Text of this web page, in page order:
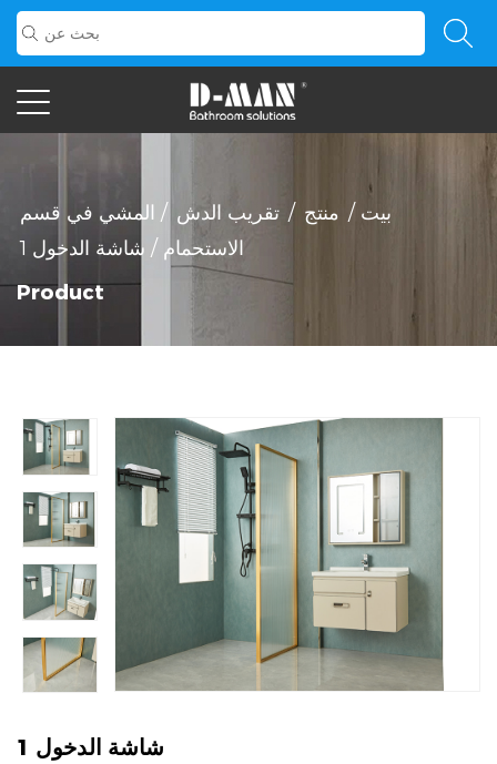
بيت / منتج / تقريب الدش / المشي في قسم
الاستحمام / شاشة الدخول 1
Product
شاشة الدخول 1